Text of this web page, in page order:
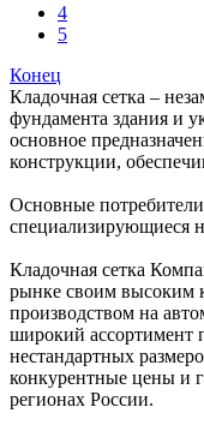
4
5
Конец
Кладочная сетка –
фундамента здания и
основное
конструкции,
Основные
специализирующиеся
Кладочная сетка
рынке своим высоким
производством на
широкий ассортимент
нестандартных
конкурентные цены и
регионах России.